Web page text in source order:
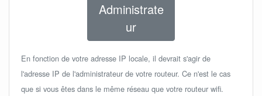
Administrate
ur
En fonction de votre adresse IP locale, il devrait s'agir de
l'adresse IP de l'administrateur de votre routeur. Ce n'est le cas
que si vous êtes dans le même réseau que votre routeur wifi.